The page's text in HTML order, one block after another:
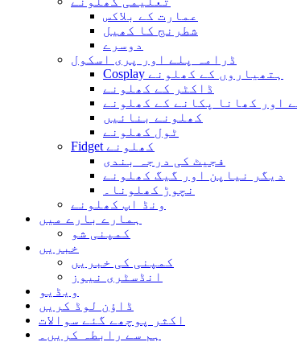
عمارت کے بلاکس
شطرنج کا کھیل
دوسرے
ڈرامہ پلے اور پری اسکول
Cosplay ہتھیاروں کے کھلونے
ڈاکٹر کے کھلونے
اور کھانا پکانے کے کھلونے
کھلونے بنائیں
ٹول کھلونے
Fidget کھلونے
فجیٹ کی درجہ بندی
دیگر نیاپن اور گیگ کھلونے
نچوڑ کھلونا۔
ونڈ اپ کھلونے
ہمارے بارے میں
کمپنی شو
خبریں
کمپنی کی خبریں
انڈسٹری نیوز
ویڈیو
ڈاؤن لوڈ کریں
اکثر پوچھے گئے سوالات
ہم سے رابطہ کریں۔